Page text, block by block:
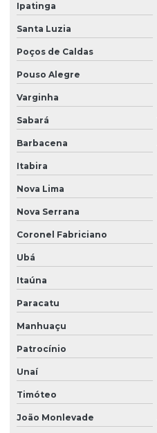
Ipatinga
Santa Luzia
Poços de Caldas
Pouso Alegre
Varginha
Sabará
Barbacena
Itabira
Nova Lima
Nova Serrana
Coronel Fabriciano
Ubá
Itaúna
Paracatu
Manhuaçu
Patrocínio
Unaí
Timóteo
João Monlevade